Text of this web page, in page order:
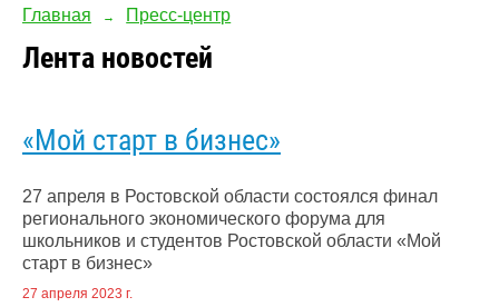
Главная → Пресс-центр
Лента новостей
«Мой старт в бизнес»
27 апреля в Ростовской области состоялся финал
регионального экономического форума для
школьников и студентов Ростовской области «Мой
старт в бизнес»
27 апреля 2023 г.